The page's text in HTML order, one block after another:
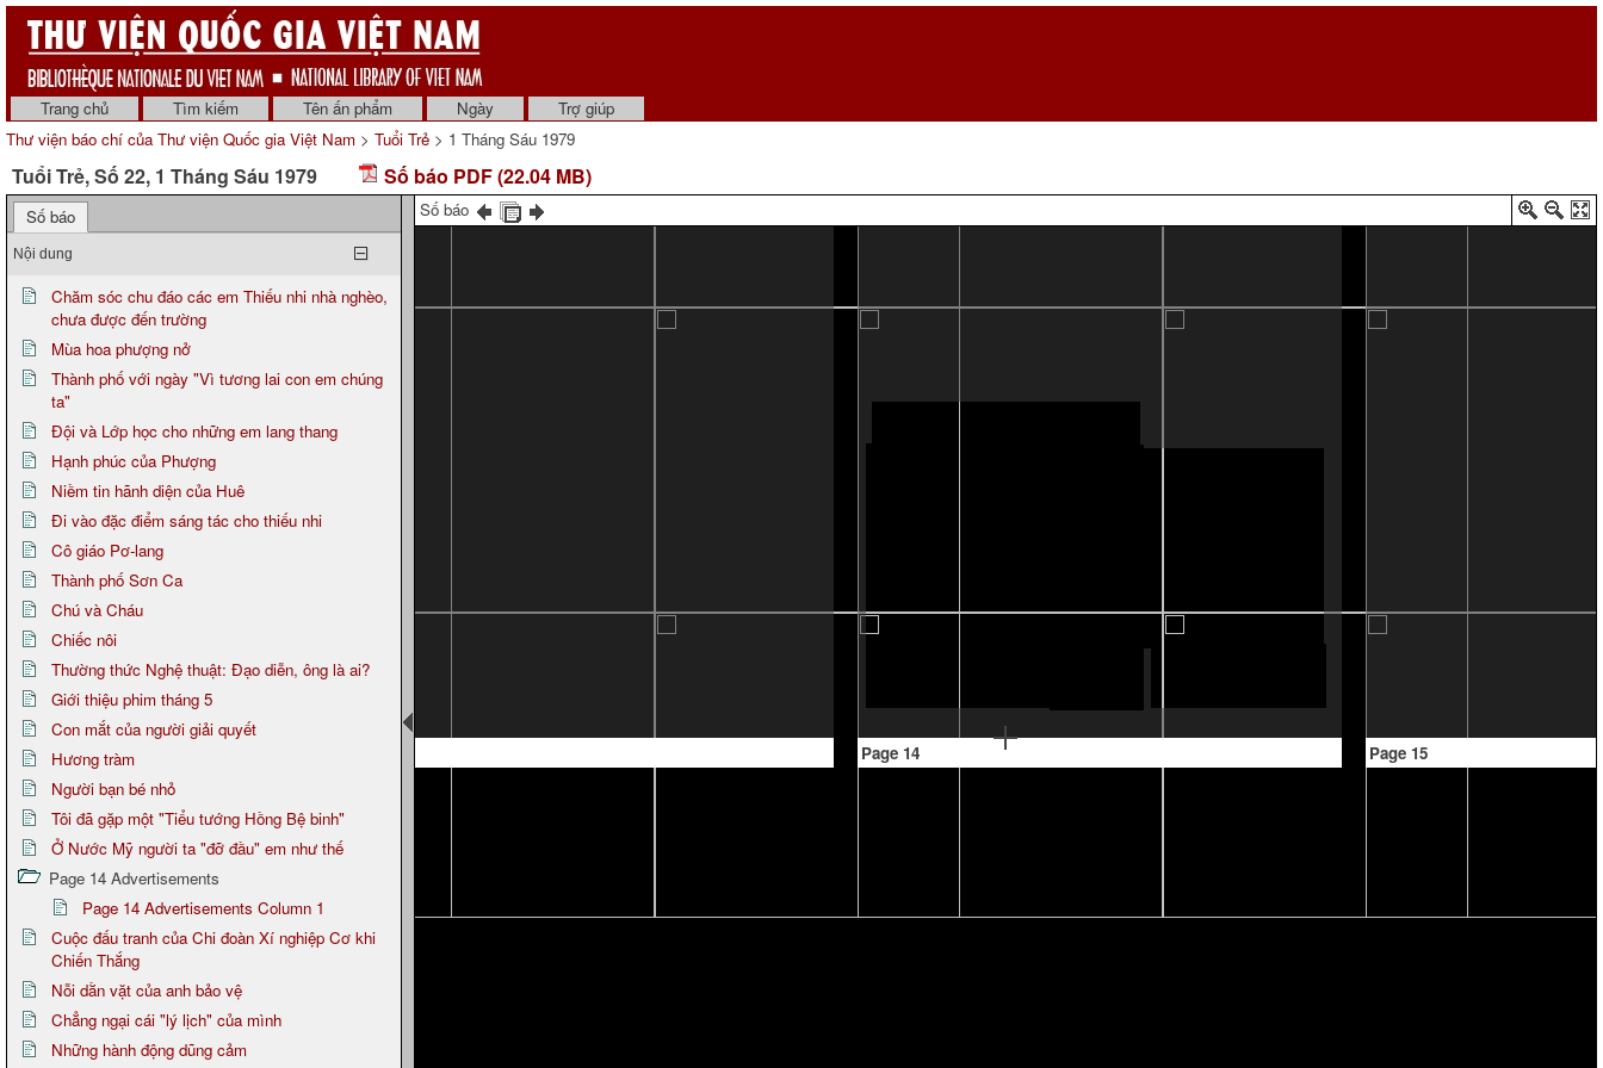
Trang chủ Tìm kiếm Tên ấn phẩm Ngày
Trợ giúp
Thư viện báo chí của Thư viện Quốc gia Việt Nam > Tuổi Trẻ > 1 Tháng Sáu 1979
Tuổi Trẻ, Số 22, 1 Tháng Sáu 1979 Số báo PDF (22.04 MB)
Số báo
Nội dung
Chăm sóc chu đáo các em Thiếu nhi nhà nghèo,
chưa được đến trường
Mùa hoa phượng nở
Thành phố với ngày "Vì tương lai con em chúng
ta"
Đội và Lớp học cho những em lang thang
Hạnh phúc của Phượng
Niềm tin hãnh diện của Huê
Đi vào đặc điểm sáng tác cho thiếu nhi
Cô giáo Pơ-lang
Thành phố Sơn Ca
Chú và Cháu
Chiếc nôi
Thường thức Nghệ thuật: Đạo diễn, ông là ai?
Giới thiệu phim tháng 5
Con mắt của người giải quyết
Hương tràm
Người bạn bé nhỏ
Tôi đã gặp một "Tiểu tướng Hồng Bệ binh"
Ở Nước Mỹ người ta "đỡ đầu" em như thế
Page 14 Advertisements
Page 14 Advertisements Column 1
Cuộc đấu tranh của Chi đoàn Xí nghiệp Cơ khi
Chiến Thắng
Nỗi dằn vặt của anh bảo vệ
Chẳng ngại cái "lý lịch" của mình
Những hành động dũng cảm
Số báo
Page 15
Page 14